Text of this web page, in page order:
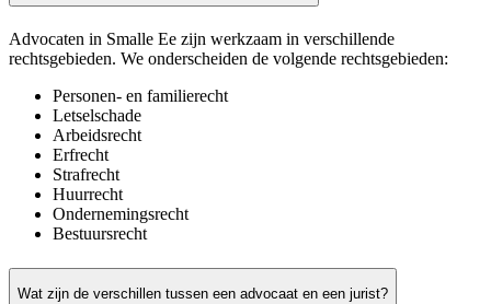
Advocaten in Smalle Ee zijn werkzaam in verschillende
rechtsgebieden. We onderscheiden de volgende rechtsgebieden:
Personen- en familierecht
Letselschade
Arbeidsrecht
Erfrecht
Strafrecht
Huurrecht
Ondernemingsrecht
Bestuursrecht
Wat zijn de verschillen tussen een advocaat en een jurist?